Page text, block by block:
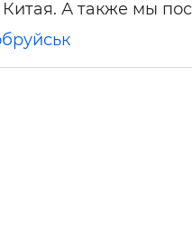
послуги
А также мы